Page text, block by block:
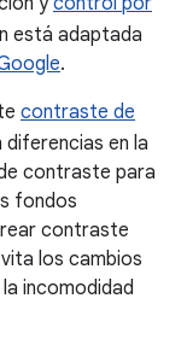
está adaptada
.
contraste de
en la
contraste para
fondos
contraste
los cambios
incomodidad